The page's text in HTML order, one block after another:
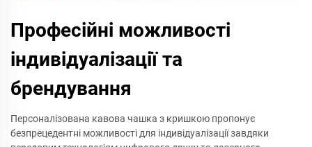
Професійні можливості
індивідуалізації та
брендування
Персоналізована кавова чашка з кришкою пропонує
безпрецедентні можливості для індивідуалізації завдяки